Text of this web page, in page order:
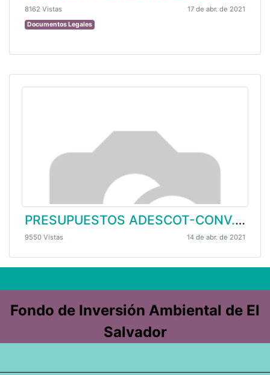
8162 Vistas 17 de abr. de 2021
Documentos Legales
PRESUPUESTOS ADESCOT-CONV.55
9550 Vistas 14 de abr. de 2021
Fondo de Inversión Ambiental de El
Salvador